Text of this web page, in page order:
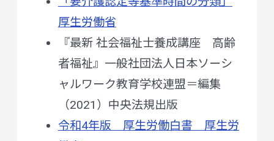
厚生労働省
『最新 社会福祉士養成講座 高齢
者福祉』一般社団法人日本ソーシ
ャルワーク教育学校連盟＝編集
（2021）中央法規出版
令和4年版 厚生労働白書 厚生労